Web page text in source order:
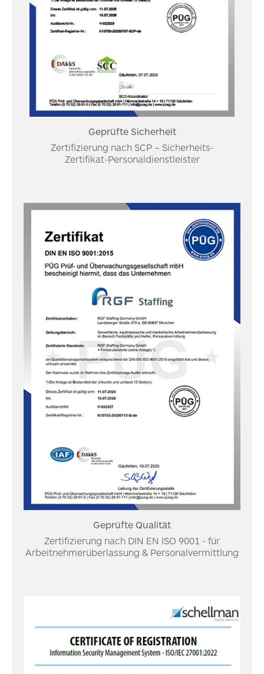
Geprüfte Sicherheit
Zertifizierung nach SCP – Sicherheits-
Zertifikat-Personaldienstleister
Geprüfte Qualität
Zertifizierung nach DIN EN ISO 9001 - für
Arbeitnehmerüberlassung & Personalvermittlung